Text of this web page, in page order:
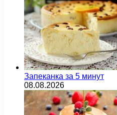
Запеканка за 5 минут
08.08.2026